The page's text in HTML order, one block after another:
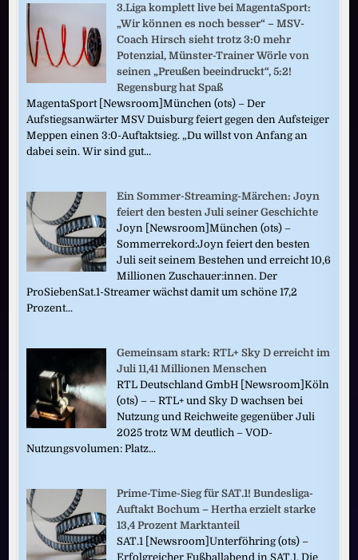
3.Liga komplett live bei MagentaSport:
„Wir können es noch besser“ – MSV-
Coach Hirsch sieht trotz 3:0 mehr
Potenzial, Münster-Trainer Wörle von
seinen „Preußen beeindruckt“, 5:2!
Regensburg hat Spaß
MagentaSport [Newsroom]München (ots) – Der
Aufstiegsanwärter MSV Duisburg feiert gegen den Aufsteiger
Meppen einen 3:0-Auftaktsieg. „Du willst von Anfang an
dabei sein. Wir sind gut...
Ein Sommer-Streaming-Märchen: Joyn
feiert den besten Juli seiner Geschichte
Joyn [Newsroom]München (ots) –
Sommerrekord:Joyn feiert den besten
Juli seit seinem Bestehen und erreicht 10,6
Millionen Zuschauer:innen. Der
ProSiebenSat.1-Streamer wächst damit um schöne 17,2
Prozent...
Gemeinsam stark: RTL+ Sky D erreicht im
Juli 11,41 Millionen Menschen
RTL Deutschland GmbH [Newsroom]Köln
(ots) – – RTL+ und Sky D wachsen bei
Nutzung und Reichweite gegenüber Juli
2025 trotz WM deutlich – VOD-
Nutzungsvolumen: Platz...
Prime-Time-Sieg für SAT.1! Bundesliga-
Auftakt Bochum – Hertha erzielt starke
13,4 Prozent Marktanteil
SAT.1 [Newsroom]Unterföhring (ots) –
Erfolgreicher Fußballabend in SAT.1. Die